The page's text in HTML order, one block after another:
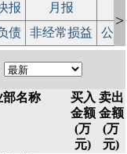
报 月报
债 非经常损益 公
>
部名称
买入
金额
(万
元)
卖出
金额
(万
元)